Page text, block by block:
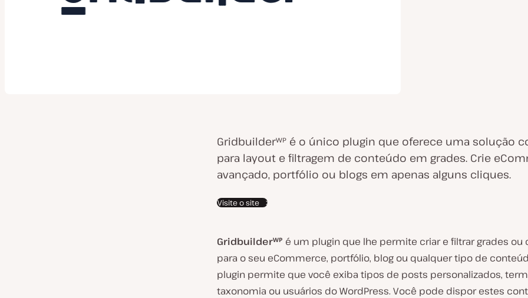
Gridbuilderᵂᴾ é o único plugin que oferece uma solução
para layout e filtragem de conteúdo em grades. Crie
avançado, portfólio ou blogs em apenas alguns cliques.
Visite o site
Gridbuilderᵂᴾ é um plugin que lhe permite criar e filtrar grades ou
para o seu eCommerce, portfólio, blog ou qualquer tipo de
plugin permite que você exiba tipos de posts personalizados,
taxonomia ou usuários do WordPress. Você pode dispor estes